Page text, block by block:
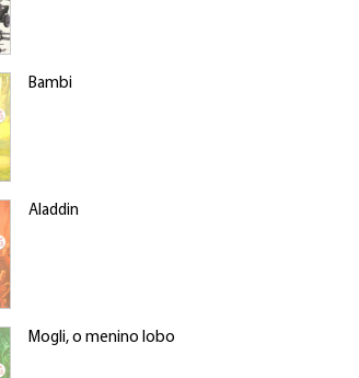
Bambi
Aladdin
Mogli, o menino lobo